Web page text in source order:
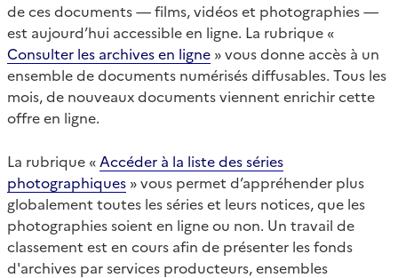
de ces documents — films, vidéos et photographies —
est aujourd’hui accessible en ligne. La rubrique «
Consulter les archives en ligne » vous donne accès à un
ensemble de documents numérisés diffusables. Tous les
mois, de nouveaux documents viennent enrichir cette
offre en ligne.
La rubrique « Accéder à la liste des séries
photographiques » vous permet d’appréhender plus
globalement toutes les séries et leurs notices, que les
photographies soient en ligne ou non. Un travail de
classement est en cours afin de présenter les fonds
d'archives par services producteurs, ensembles